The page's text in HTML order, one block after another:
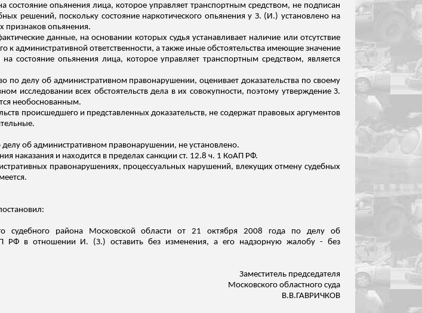
опьянения лица, которое управляет транспортным средством, не подписан
решений, поскольку состояние наркотического опьянения у З. (И.) установлено на
признаков опьянения.
данные, на основании которых судья устанавливает наличие или отсутствие
административной ответственности, а также иные обстоятельства имеющие значение
состояние опьянения лица, которое управляет транспортным средством, является
по делу об административном правонарушении, оценивает доказательства по своему
исследовании всех обстоятельств дела в их совокупности, поэтому утверждение З.
необоснованным.
ств происшедшего и представленных доказательств, не содержат правовых аргументов
об административном правонарушении, не установлено.
наказания и находится в пределах санкции ст. 12.8 ч. 1 КоАП РФ.
правонарушениях, процессуальных нарушений, влекущих отмену судебных
судебного района Московской области от 21 октября 2008 года по делу об
РФ в отношении И. (З.) оставить без изменения, а его надзорную жалобу - без
Заместитель председателя
Московского областного суда
В.В.ГАВРИЧКОВ